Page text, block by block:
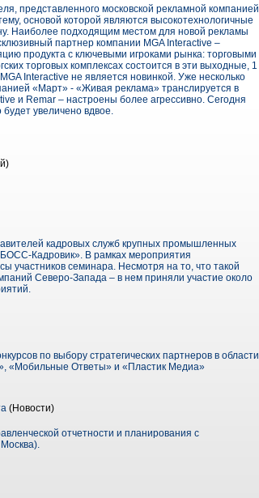
представленного московской рекламной компанией
основой которой являются высокотехнологичные
Наиболее подходящим местом для новой рекламы
партнер компании MGA Interactive –
продукта с ключевыми игроками рынка: торговыми
торговых комплексах состоится в эти выходные, 1
Interactive не является новинкой. Уже несколько
«Март» - «Живая реклама» транслируется в
и Remar – настроены более агрессивно. Сегодня
увеличено вдвое.
кадровых служб крупных промышленных
Кадровик». В рамках мероприятия
участников семинара. Несмотря на то, что такой
Северо-Запада – в нем приняли участие около
по выбору стратегических партнеров в области
«Мобильные Ответы» и «Пластик Медиа»
(Новости)
отчетности и планирования с